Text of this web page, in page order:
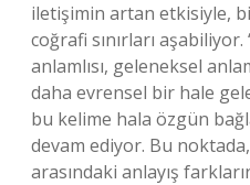
iletişimin artan etkisiyle,
coğrafi sınırları
anlamlısı, geleneksel
daha evrensel bir hale
bu kelime hala özgün
devam ediyor. Bu
arasındaki anlayış